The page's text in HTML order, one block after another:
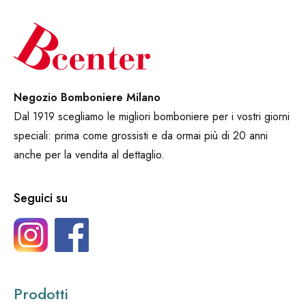
Negozio Bomboniere Milano
Dal 1919 scegliamo le migliori bomboniere per i vostri giorni
speciali: prima come grossisti e da ormai più di 20 anni
anche per la vendita al dettaglio.
Seguici su
Prodotti